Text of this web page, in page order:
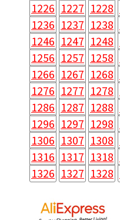
1226 1227 1228
1236 1237 1238
1246 1247 1248
1256 1257 1258
1266 1267 1268
1276 1277 1278
1286 1287 1288
1296 1297 1298
1306 1307 1308
1316 1317 1318
1326 1327 1328